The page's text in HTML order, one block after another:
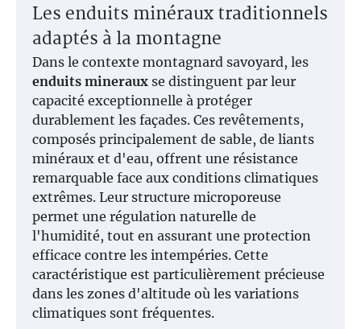
Les enduits minéraux traditionnels
adaptés à la montagne
Dans le contexte montagnard savoyard, les
enduits mineraux se distinguent par leur
capacité exceptionnelle à protéger
durablement les façades. Ces revêtements,
composés principalement de sable, de liants
minéraux et d'eau, offrent une résistance
remarquable face aux conditions climatiques
extrêmes. Leur structure microporeuse
permet une régulation naturelle de
l'humidité, tout en assurant une protection
efficace contre les intempéries. Cette
caractéristique est particulièrement précieuse
dans les zones d'altitude où les variations
climatiques sont fréquentes.